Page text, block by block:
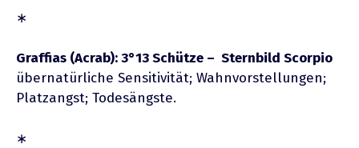
∗
Graffias (Acrab): 3°13 Schütze – Sternbild Scorpio
übernatürliche Sensitivität; Wahnvorstellungen;
Platzangst; Todesängste.
∗